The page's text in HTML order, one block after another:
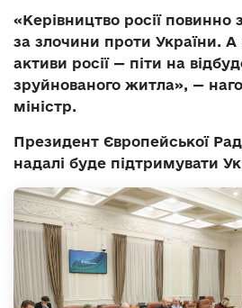
«Керівництво росії повинно
за злочини проти України. А
активи росії — піти на
зруйнованого житла», —
міністр.
Президент Європейської
надалі буде підтримувати